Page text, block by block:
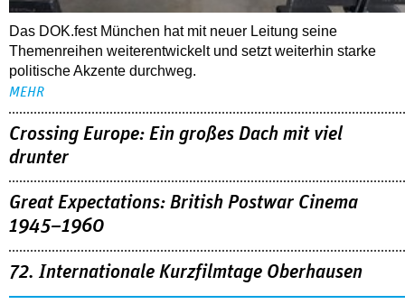
Das DOK.fest München hat mit neuer Leitung seine
Themenreihen weiterentwickelt und setzt weiterhin starke
politische Akzente durchweg.
MEHR
Crossing Europe: Ein großes Dach mit viel
drunter
Great Expectations: British Postwar Cinema
1945–1960
72. Internationale Kurzfilmtage Oberhausen